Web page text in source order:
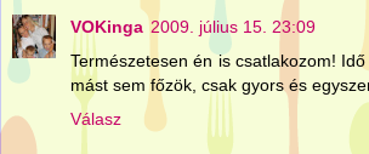
VOKinga 2009. július 15. 23:09
Természetesen én is csatlakozom!
mást sem főzök, csak gyors és
Válasz